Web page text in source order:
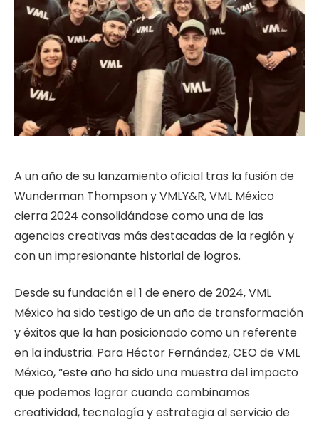
A un año de su lanzamiento oficial tras la fusión de
Wunderman Thompson y VMLY&R, VML México
cierra 2024 consolidándose como una de las
agencias creativas más destacadas de la región y
con un impresionante historial de logros.
Desde su fundación el 1 de enero de 2024, VML
México ha sido testigo de un año de transformación
y éxitos que la han posicionado como un referente
en la industria. Para Héctor Fernández, CEO de VML
México, “este año ha sido una muestra del impacto
que podemos lograr cuando combinamos
creatividad, tecnología y estrategia al servicio de